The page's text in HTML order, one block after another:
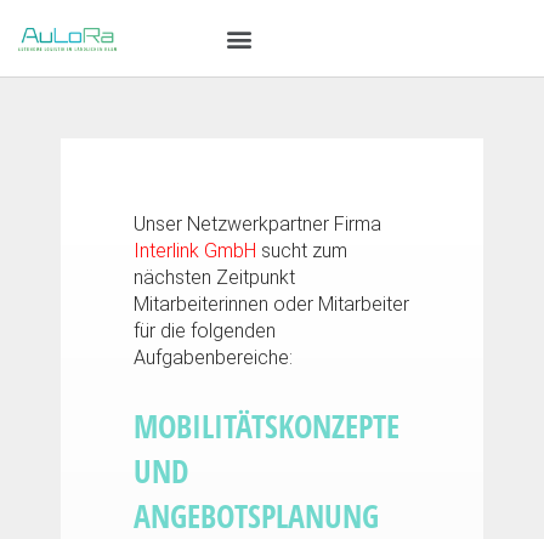
Unser Netzwerkpartner Firma
Interlink GmbH sucht zum
nächsten Zeitpunkt
Mitarbeiterinnen oder Mitarbeiter
für die folgenden
Aufgabenbereiche:
MOBILITÄTSKONZEPTE
UND
ANGEBOTSPLANUNG